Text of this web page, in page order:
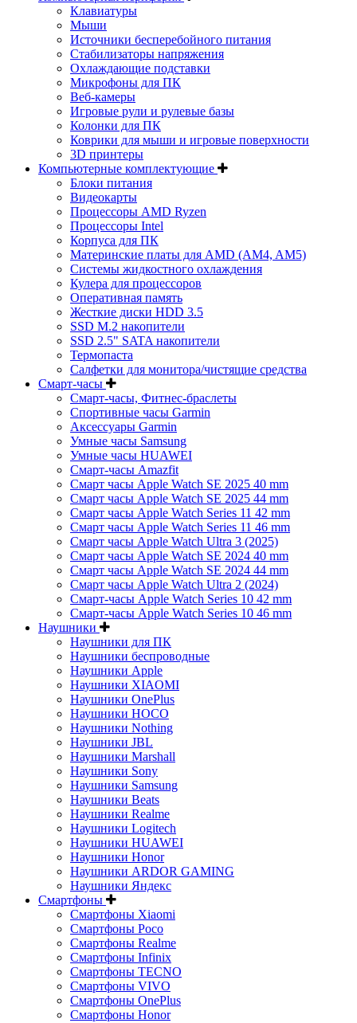
Клавиатуры
Мыши
Источники бесперебойного питания
Стабилизаторы напряжения
Охлаждающие подставки
Микрофоны для ПК
Веб-камеры
Игровые рули и рулевые базы
Колонки для ПК
Коврики для мыши и игровые поверхности
3D принтеры
Компьютерные комплектующие
Блоки питания
Видеокарты
Процессоры AMD Ryzen
Процессоры Intel
Корпуса для ПК
Материнские платы для AMD (AM4, AM5)
Системы жидкостного охлаждения
Кулера для процессоров
Оперативная память
Жесткие диски HDD 3.5
SSD M.2 накопители
SSD 2.5" SATA накопители
Термопаста
Салфетки для монитора/чистящие средства
Смарт-часы
Смарт-часы, Фитнес-браслеты
Спортивные часы Garmin
Аксессуары Garmin
Умные часы Samsung
Умные часы HUAWEI
Смарт-часы Amazfit
Смарт часы Apple Watch SE 2025 40 mm
Смарт часы Apple Watch SE 2025 44 mm
Смарт часы Apple Watch Series 11 42 mm
Смарт часы Apple Watch Series 11 46 mm
Смарт часы Apple Watch Ultra 3 (2025)
Смарт часы Apple Watch SE 2024 40 mm
Смарт часы Apple Watch SE 2024 44 mm
Смарт часы Apple Watch Ultra 2 (2024)
Смарт-часы Apple Watch Series 10 42 mm
Смарт-часы Apple Watch Series 10 46 mm
Наушники
Наушники для ПК
Наушники беспроводные
Наушники Apple
Наушники XIAOMI
Наушники OnePlus
Наушники HOCO
Наушники Nothing
Наушники JBL
Наушники Marshall
Наушники Sony
Наушники Samsung
Наушники Beats
Наушники Realme
Наушники Logitech
Наушники HUAWEI
Наушники Honor
Наушники ARDOR GAMING
Наушники Яндекс
Смартфоны
Смартфоны Xiaomi
Смартфоны Poco
Смартфоны Realme
Смартфоны Infinix
Смартфоны TECNO
Смартфоны VIVO
Смартфоны OnePlus
Смартфоны Honor